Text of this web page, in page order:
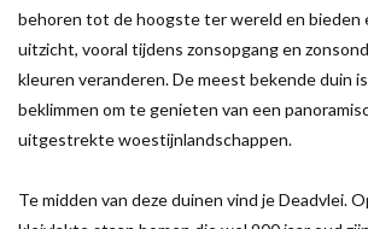
behoren tot de hoogste ter wereld en bieden
uitzicht, vooral tijdens zonsopgang en
kleuren veranderen. De meest bekende duin
beklimmen om te genieten van een
uitgestrekte woestijnlandschappen.
Te midden van deze duinen vind je Deadvlei.